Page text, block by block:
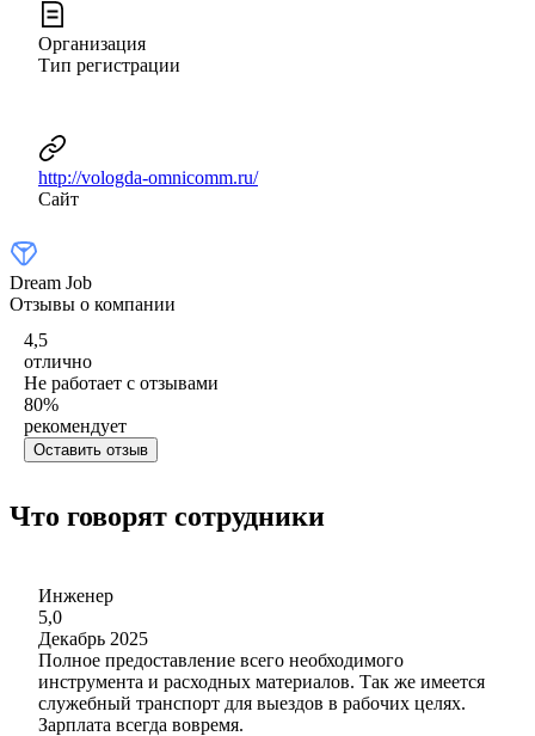
Организация
Тип регистрации
http://vologda-omnicomm.ru/
Сайт
Dream Job
Отзывы о компании
4,5
отлично
Не работает с отзывами
80%
рекомендует
Оставить отзыв
Что говорят сотрудники
Инженер
5,0
Декабрь 2025
Полное предоставление всего необходимого
инструмента и расходных материалов. Так же имеется
служебный транспорт для выездов в рабочих целях.
Зарплата всегда вовремя.